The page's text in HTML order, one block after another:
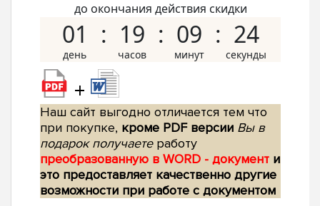
до окончания действия скидки
01 19 09 24
+
Наш сайт выгодно отличается тем что
при покупке, кроме PDF версии Вы в
подарок получаетеработу
преобразованную в WORD - документ и
это предоставляет качественно другие
возможности при работе с документом